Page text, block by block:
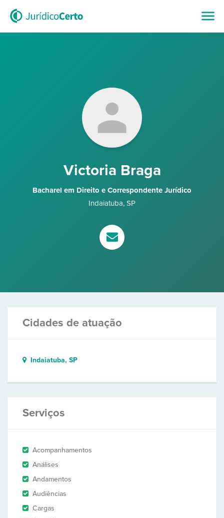
Victoria Braga
Bacharel em Direito e Correspondente Jurídico
Indaiatuba, SP
Cidades de atuação
Indaiatuba, SP
Serviços
Acompanhamentos
Análises
Andamentos
Audiências
Cargas